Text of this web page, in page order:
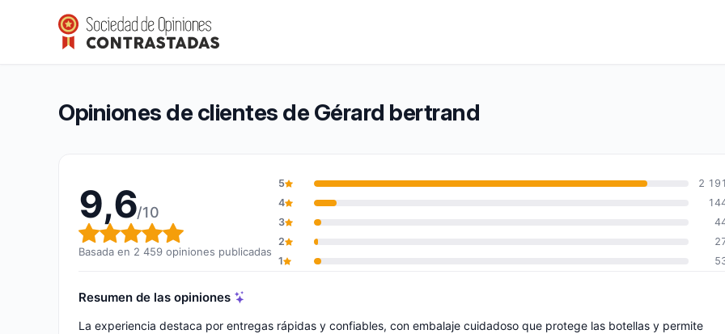
Gérard bertrand
Calificación global: 9,6 de 10
9,6/10(2 459 opiniones)
Opiniones de clientes de Gérard bertrand
9,6/10
Calificación global: 9,6 de 10
Basada en 2 459 opiniones publicadas
5
2 191
4
3
2
1
Resumen de las opiniones
La experiencia destaca por entregas rápidas y confiables, con embalaje cuidadoso que protege las botellas y permite